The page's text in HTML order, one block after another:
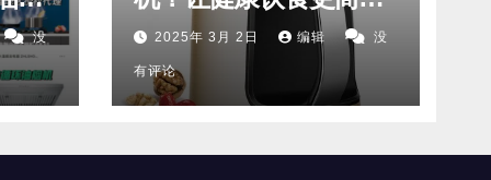
没
单！
2025年 3月 2日 编辑 没
有评论